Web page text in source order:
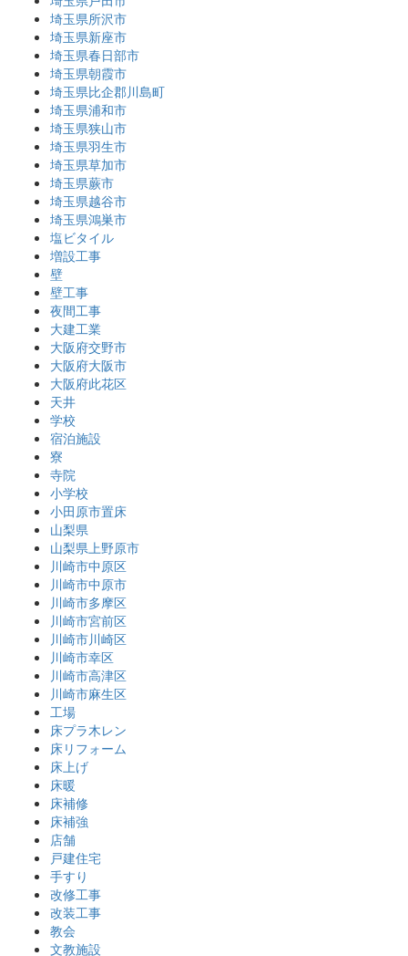
埼玉県所沢市
埼玉県新座市
埼玉県春日部市
埼玉県朝霞市
埼玉県比企郡川島町
埼玉県浦和市
埼玉県狭山市
埼玉県羽生市
埼玉県草加市
埼玉県蕨市
埼玉県越谷市
埼玉県鴻巣市
塩ビタイル
増設工事
壁
壁工事
夜間工事
大建工業
大阪府交野市
大阪府大阪市
大阪府此花区
天井
学校
宿泊施設
寮
寺院
小学校
小田原市置床
山梨県
山梨県上野原市
川崎市中原区
川崎市中原市
川崎市多摩区
川崎市宮前区
川崎市川崎区
川崎市幸区
川崎市高津区
川崎市麻生区
工場
床プラ木レン
床リフォーム
床上げ
床暖
床補修
床補強
店舗
戸建住宅
手すり
改修工事
改装工事
教会
文教施設